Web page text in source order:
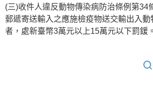
(三)收件人違反動物傳染病防治條例第34
郵遞寄送輸入之應施檢疫物送交輸出入
者，處新臺幣3萬元以上15萬元以下罰鍰。